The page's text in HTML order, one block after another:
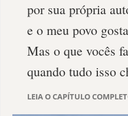
por sua própria
e o meu povo
Mas o que vocês
quando tudo isso
LEIA O CAPÍTULO